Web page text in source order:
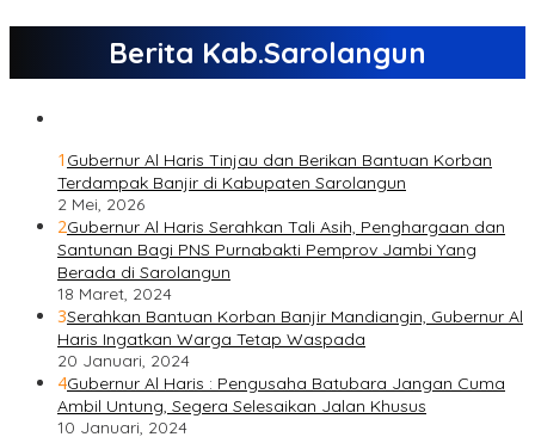
Berita Kab.Sarolangun
1 Gubernur Al Haris Tinjau dan Berikan Bantuan Korban
Terdampak Banjir di Kabupaten Sarolangun
2 Mei, 2026
2Gubernur Al Haris Serahkan Tali Asih, Penghargaan dan
Santunan Bagi PNS Purnabakti Pemprov Jambi Yang
Berada di Sarolangun
18 Maret, 2024
3Serahkan Bantuan Korban Banjir Mandiangin, Gubernur Al
Haris Ingatkan Warga Tetap Waspada
20 Januari, 2024
4Gubernur Al Haris : Pengusaha Batubara Jangan Cuma
Ambil Untung, Segera Selesaikan Jalan Khusus
10 Januari, 2024